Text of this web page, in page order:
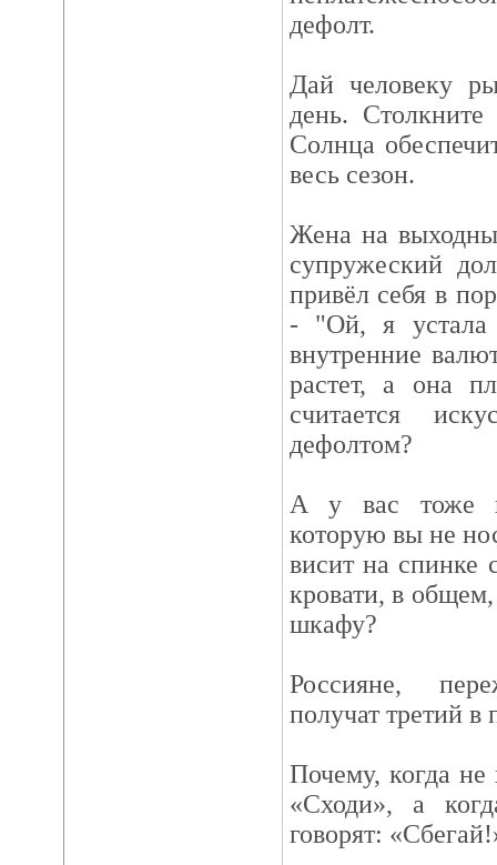
дефолт.
Дай человеку
день.
Солнца
весь сезон.
Жена на
супружеский
привёл себя в
- "Ой, я
внутренние
растет, а она
считается
дефолтом?
А у вас тоже
которую вы не
висит на спинке
кровати, в
шкафу?
Россияне,
получат третий в
Почему, когда не
«Сходи», а
говорят: